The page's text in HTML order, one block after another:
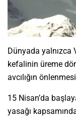
Dünyada yalnızca
kefalinin üreme
avcılığın
15 Nisan’da
yasağı